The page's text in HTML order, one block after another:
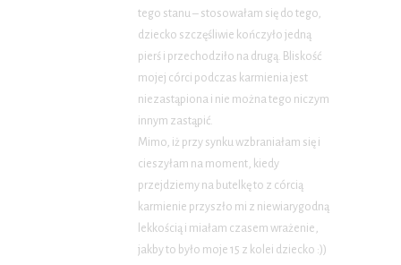
tego stanu – stosowałam się do tego,
dziecko szczęśliwie kończyło jedną
pierś i przechodziło na drugą. Bliskość
mojej córci podczas karmienia jest
niezastąpiona i nie można tego niczym
innym zastąpić.
Mimo, iż przy synku wzbraniałam się i
cieszyłam na moment, kiedy
przejdziemy na butelkę to z córcią
karmienie przyszło mi z niewiarygodną
lekkością i miałam czasem wrażenie,
jakby to było moje 15 z kolei dziecko :))